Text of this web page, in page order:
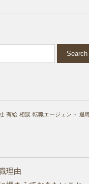
有給 相談 転職エージェント 退
理由